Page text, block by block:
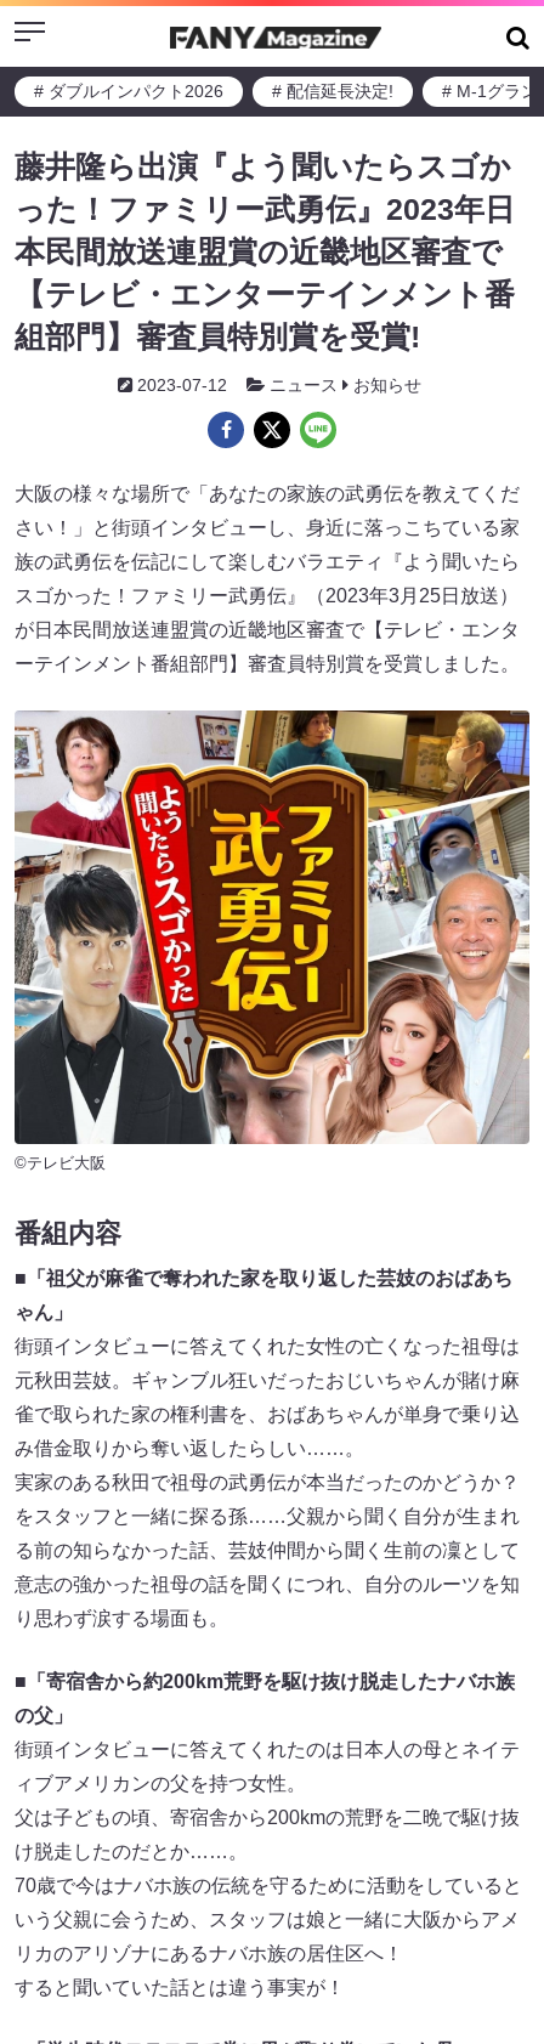
Menu
# ダブルインパクト2026 # 配信延長決定! # M-1グラン
藤井隆ら出演『よう聞いたらスゴか
った！ファミリー武勇伝』2023年日
本民間放送連盟賞の近畿地区審査で
【テレビ・エンターテインメント番
組部門】審査員特別賞を受賞!
2023-07-12 ニュース お知らせ
大阪の様々な場所で「あなたの家族の武勇伝を教えてくだ
さい！」と街頭インタビューし、身近に落っこちている家
族の武勇伝を伝記にして楽しむバラエティ『よう聞いたら
スゴかった！ファミリー武勇伝』（2023年3月25日放送）
が日本民間放送連盟賞の近畿地区審査で【テレビ・エンタ
ーテインメント番組部門】審査員特別賞を受賞しました。
©テレビ大阪
番組内容
■「祖父が麻雀で奪われた家を取り返した芸妓のおばあち
ゃん」
街頭インタビューに答えてくれた女性の亡くなった祖母は
元秋田芸妓。ギャンブル狂いだったおじいちゃんが賭け麻
雀で取られた家の権利書を、おばあちゃんが単身で乗り込
み借金取りから奪い返したらしい……。
実家のある秋田で祖母の武勇伝が本当だったのかどうか？
をスタッフと一緒に探る孫……父親から聞く自分が生まれ
る前の知らなかった話、芸妓仲間から聞く生前の凜として
意志の強かった祖母の話を聞くにつれ、自分のルーツを知
り思わず涙する場面も。
■「寄宿舎から約200km荒野を駆け抜け脱走したナバホ族
の父」
街頭インタビューに答えてくれたのは日本人の母とネイテ
ィブアメリカンの父を持つ女性。
父は子どもの頃、寄宿舎から200kmの荒野を二晩で駆け抜
け脱走したのだとか……。
70歳で今はナバホ族の伝統を守るために活動をしていると
いう父親に会うため、スタッフは娘と一緒に大阪からアメ
リカのアリゾナにあるナバホ族の居住区へ！
すると聞いていた話とは違う事実が！